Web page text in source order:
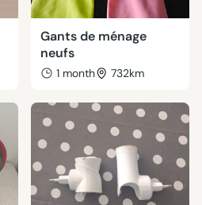
Gants de ménage
neufs
1 month 732km